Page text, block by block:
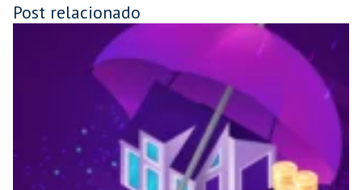
Post relacionado